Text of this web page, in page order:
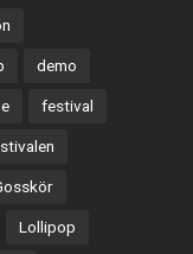
demo
festival
Lollipop